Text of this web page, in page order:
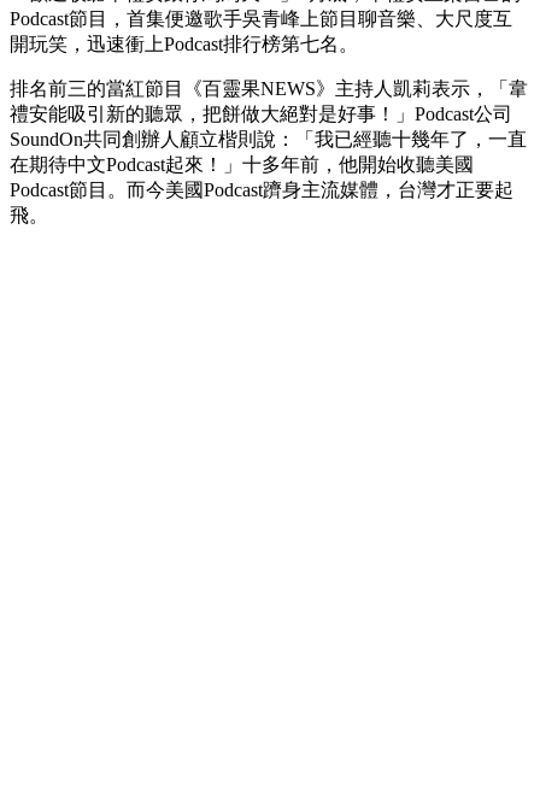
Podcast節目，首集便邀歌手吳青峰上節目聊音樂、大尺度互
開玩笑，迅速衝上Podcast排行榜第七名。
排名前三的當紅節目《百靈果NEWS》主持人凱莉表示，「韋
禮安能吸引新的聽眾，把餅做大絕對是好事！」Podcast公司
SoundOn共同創辦人顧立楷則說：「我已經聽十幾年了，一直
在期待中文Podcast起來！」十多年前，他開始收聽美國
Podcast節目。而今美國Podcast躋身主流媒體，台灣才正要起
飛。